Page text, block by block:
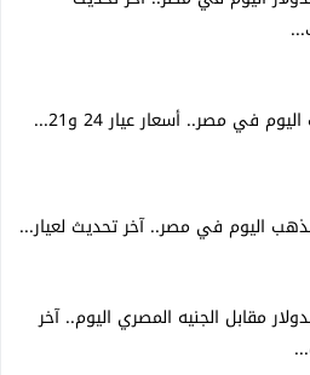
في مصر.. أسعار عيار 24 و21...
اليوم في مصر.. آخر تحديث لعيار...
مقابل الجنيه المصري اليوم.. آخر